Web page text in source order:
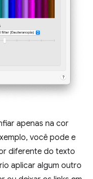
apenas na cor
você pode e
diferente do texto
aplicar algum outro